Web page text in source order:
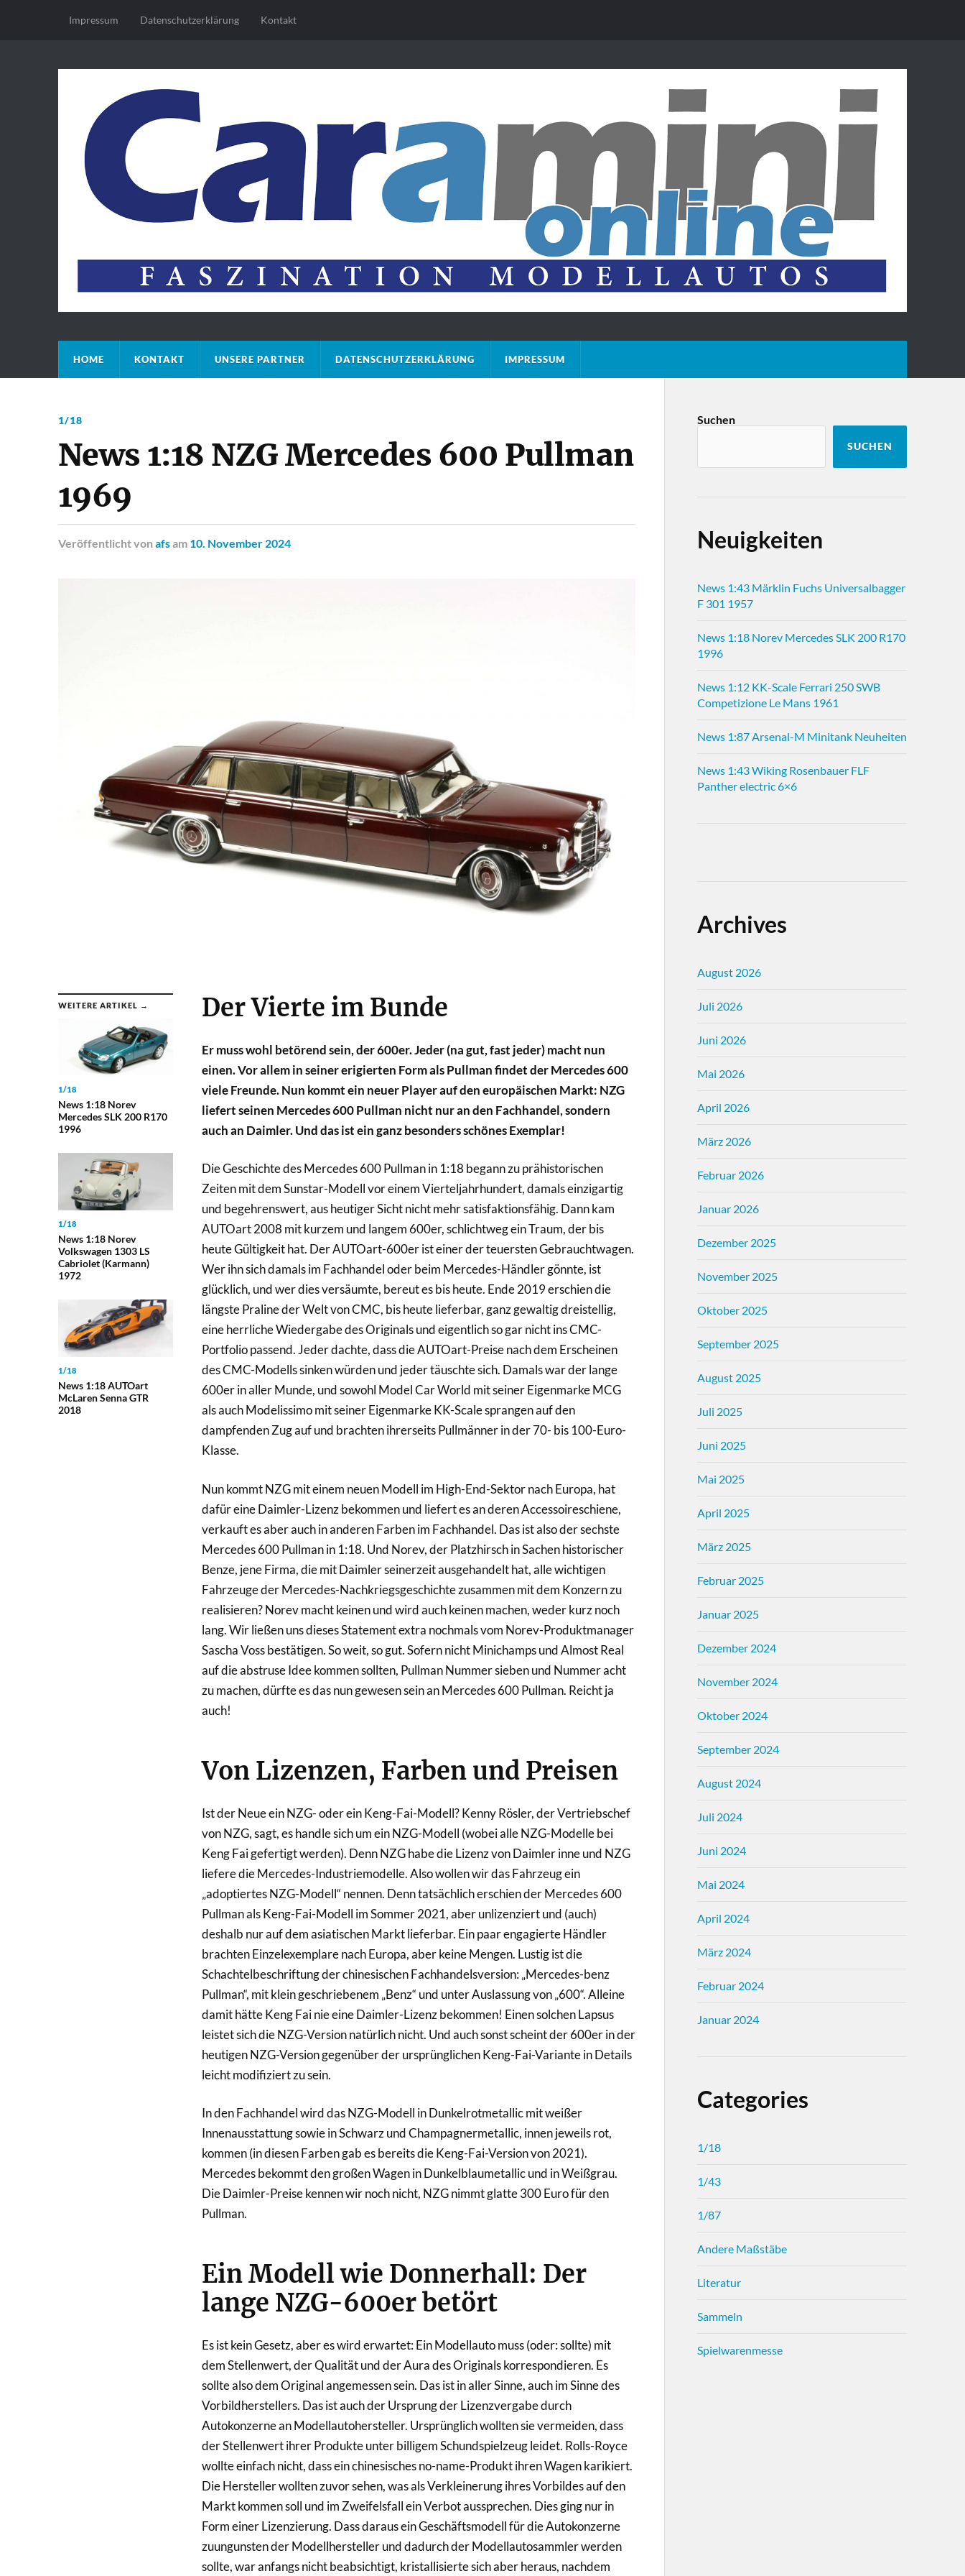
Impressum Datenschutz­erklärung Kontakt
HOME KONTAKT UNSERE PARTNER DATENSCHUTZ­ERKLÄRUNG IMPRESSUM
1/18
News 1:18 NZG Mercedes 600 Pullman
1969
Veröffentlichtvon afsam 10. November 2024
WEITERE ARTIKEL →
1/18
News 1:18 Norev
Mercedes SLK 200 R170
1996
1/18
News 1:18 Norev
Volkswagen 1303 LS
Cabriolet (Karmann)
1972
1/18
News 1:18 AUTOart
McLaren Senna GTR
2018
Der Vierte im Bunde
Er muss wohl betörend sein, der 600er. Jeder (na gut, fast jeder) macht nun
einen. Vor allem in seiner erigierten Form als Pullman findet der Mercedes 600
viele Freunde. Nun kommt ein neuer Player auf den europäischen Markt: NZG
liefert seinen Mercedes 600 Pullman nicht nur an den Fachhandel, sondern
auch an Daimler. Und das ist ein ganz besonders schönes Exemplar!
Die Geschichte des Mercedes 600 Pullman in 1:18 begann zu prähistorischen
Zeiten mit dem Sunstar-Modell vor einem Vierteljahrhundert, damals einzigartig
und begehrenswert, aus heutiger Sicht nicht mehr satisfaktionsfähig. Dann kam
AUTOart 2008 mit kurzem und langem 600er, schlichtweg ein Traum, der bis
heute Gültigkeit hat. Der AUTOart-600er ist einer der teuersten Gebrauchtwagen.
Wer ihn sich damals im Fachhandel oder beim Mercedes-Händler gönnte, ist
glücklich, und wer dies versäumte, bereut es bis heute. Ende 2019 erschien die
längste Praline der Welt von CMC, bis heute lieferbar, ganz gewaltig dreistellig,
eine herrliche Wiedergabe des Originals und eigentlich so gar nicht ins CMC-
Portfolio passend. Jeder dachte, dass die AUTOart-Preise nach dem Erscheinen
des CMC-Modells sinken würden und jeder täuschte sich. Damals war der lange
600er in aller Munde, und sowohl Model Car World mit seiner Eigenmarke MCG
als auch Modelissimo mit seiner Eigenmarke KK-Scale sprangen auf den
dampfenden Zug auf und brachten ihrerseits Pullmänner in der 70- bis 100-Euro-
Klasse.
Nun kommt NZG mit einem neuen Modell im High-End-Sektor nach Europa, hat
dafür eine Daimler-Lizenz bekommen und liefert es an deren Accessoireschiene,
verkauft es aber auch in anderen Farben im Fachhandel. Das ist also der sechste
Mercedes 600 Pullman in 1:18. Und Norev, der Platzhirsch in Sachen historischer
Benze, jene Firma, die mit Daimler seinerzeit ausgehandelt hat, alle wichtigen
Fahrzeuge der Mercedes-Nachkriegsgeschichte zusammen mit dem Konzern zu
realisieren? Norev macht keinen und wird auch keinen machen, weder kurz noch
lang. Wir ließen uns dieses Statement extra nochmals vom Norev-Produktmanager
Sascha Voss bestätigen. So weit, so gut. Sofern nicht Minichamps und Almost Real
auf die abstruse Idee kommen sollten, Pullman Nummer sieben und Nummer acht
zu machen, dürfte es das nun gewesen sein an Mercedes 600 Pullman. Reicht ja
auch!
Von Lizenzen, Farben und Preisen
Ist der Neue ein NZG- oder ein Keng-Fai-Modell? Kenny Rösler, der Vertriebschef
von NZG, sagt, es handle sich um ein NZG-Modell (wobei alle NZG-Modelle bei
Keng Fai gefertigt werden). Denn NZG habe die Lizenz von Daimler inne und NZG
liefere die Mercedes-Industriemodelle. Also wollen wir das Fahrzeug ein
„adoptiertes NZG-Modell“ nennen. Denn tatsächlich erschien der Mercedes 600
Pullman als Keng-Fai-Modell im Sommer 2021, aber unlizenziert und (auch)
deshalb nur auf dem asiatischen Markt lieferbar. Ein paar engagierte Händler
brachten Einzelexemplare nach Europa, aber keine Mengen. Lustig ist die
Schachtelbeschriftung der chinesischen Fachhandelsversion: „Mercedes-benz
Pullman“, mit klein geschriebenem „Benz“ und unter Auslassung von „600“. Alleine
damit hätte Keng Fai nie eine Daimler-Lizenz bekommen! Einen solchen Lapsus
leistet sich die NZG-Version natürlich nicht. Und auch sonst scheint der 600er in der
heutigen NZG-Version gegenüber der ursprünglichen Keng-Fai-Variante in Details
leicht modifiziert zu sein.
In den Fachhandel wird das NZG-Modell in Dunkelrotmetallic mit weißer
Innenausstattung sowie in Schwarz und Champagnermetallic, innen jeweils rot,
kommen (in diesen Farben gab es bereits die Keng-Fai-Version von 2021).
Mercedes bekommt den großen Wagen in Dunkelblaumetallic und in Weißgrau.
Die Daimler-Preise kennen wir noch nicht, NZG nimmt glatte 300 Euro für den
Pullman.
Ein Modell wie Donnerhall: Der
lange NZG-600er betört
Es ist kein Gesetz, aber es wird erwartet: Ein Modellauto muss (oder: sollte) mit
dem Stellenwert, der Qualität und der Aura des Originals korrespondieren. Es
sollte also dem Original angemessen sein. Das ist in aller Sinne, auch im Sinne des
Vorbildherstellers. Das ist auch der Ursprung der Lizenzvergabe durch
Autokonzerne an Modellautohersteller. Ursprünglich wollten sie vermeiden, dass
der Stellenwert ihrer Produkte unter billigem Schundspielzeug leidet. Rolls-Royce
wollte einfach nicht, dass ein chinesisches no-name-Produkt ihren Wagen karikiert.
Die Hersteller wollten zuvor sehen, was als Verkleinerung ihres Vorbildes auf den
Markt kommen soll und im Zweifelsfall ein Verbot aussprechen. Dies ging nur in
Form einer Lizenzierung. Dass daraus ein Geschäftsmodell für die Autokonzerne
zuungunsten der Modellhersteller und dadurch der Modellautosammler werden
sollte, war anfangs nicht beabsichtigt, kristallisierte sich aber heraus, nachdem
Suchen
SUCHEN
Neuigkeiten
News 1:43 Märklin Fuchs Universalbagger
F 301 1957
News 1:18 Norev Mercedes SLK 200 R170
1996
News 1:12 KK-Scale Ferrari 250 SWB
Competizione Le Mans 1961
News 1:87 Arsenal-M Minitank Neuheiten
News 1:43 Wiking Rosenbauer FLF
Panther electric 6×6
Archives
August 2026
Juli 2026
Juni 2026
Mai 2026
April 2026
März 2026
Februar 2026
Januar 2026
Dezember 2025
November 2025
Oktober 2025
September 2025
August 2025
Juli 2025
Juni 2025
Mai 2025
April 2025
März 2025
Februar 2025
Januar 2025
Dezember 2024
November 2024
Oktober 2024
September 2024
August 2024
Juli 2024
Juni 2024
Mai 2024
April 2024
März 2024
Februar 2024
Januar 2024
Categories
1/18
1/43
1/87
Andere Maßstäbe
Literatur
Sammeln
Spielwarenmesse